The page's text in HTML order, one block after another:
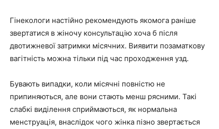
Гінекологи настійно рекомендують якомога раніше
звертатися в жіночу консультацію хоча б після
двотижневої затримки місячних. Виявити позаматкову
вагітність можна тільки під час проходження узд.
Бувають випадки, коли місячні повністю не
припиняються, але вони стають менш рясними. Такі
слабкі виділення сприймаються, як нормальна
менструація, внаслідок чого жінка пізно звертається